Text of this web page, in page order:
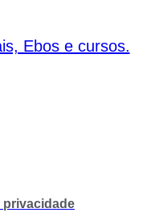
Ebos e cursos.
privacidade